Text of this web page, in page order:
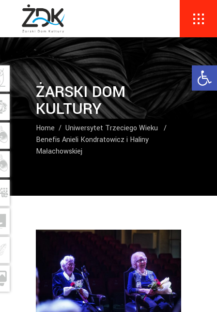
ŻARSKI DOM
KULTURY
Home / Uniwersytet Trzeciego Wieku
/
Benefis Anieli Kondratowicz i Haliny
Małachowskiej